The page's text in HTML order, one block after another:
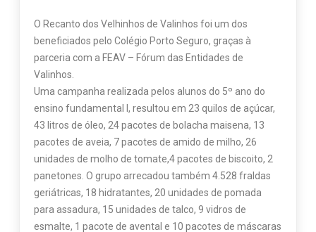
O Recanto dos Velhinhos de Valinhos foi um dos
beneficiados pelo Colégio Porto Seguro, graças à
parceria com a FEAV – Fórum das Entidades de
Valinhos.
Uma campanha realizada pelos alunos do 5º ano do
ensino fundamental I, resultou em 23 quilos de açúcar,
43 litros de óleo, 24 pacotes de bolacha maisena, 13
pacotes de aveia, 7 pacotes de amido de milho, 26
unidades de molho de tomate,4 pacotes de biscoito, 2
panetones. O grupo arrecadou também 4.528 fraldas
geriátricas, 18 hidratantes, 20 unidades de pomada
para assadura, 15 unidades de talco, 9 vidros de
esmalte, 1 pacote de avental e 10 pacotes de máscaras